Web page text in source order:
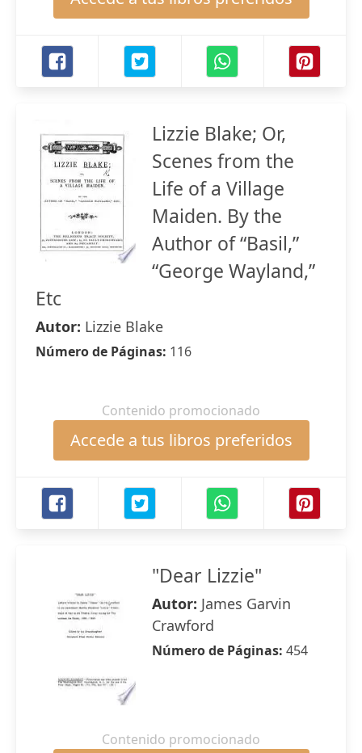
Lizzie Blake; Or,
Scenes from the
Life of a Village
Maiden. By the
Author of “Basil,”
“George Wayland,”
Etc
Autor: Lizzie Blake
Número de Páginas: 116
Contenido promocionado
Accede a tus libros preferidos
"Dear Lizzie"
Autor: James Garvin
Crawford
Número de Páginas: 454
Contenido promocionado